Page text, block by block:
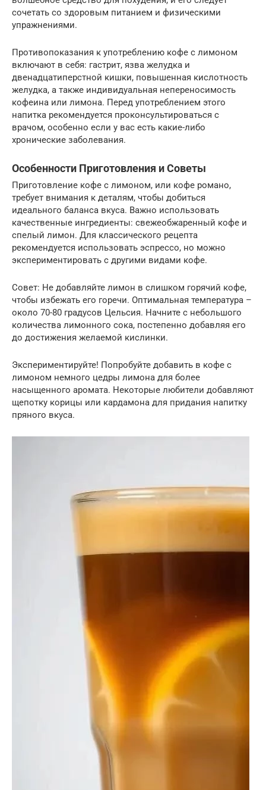
сочетать со здоровым питанием и физическими
упражнениями.
Противопоказания к употреблению кофе с лимоном
включают в себя: гастрит, язва желудка и
двенадцатиперстной кишки, повышенная кислотность
желудка, а также индивидуальная непереносимость
кофеина или лимона. Перед употреблением этого
напитка рекомендуется проконсультироваться с
врачом, особенно если у вас есть какие-либо
хронические заболевания.
Особенности Приготовления и Советы
Приготовление кофе с лимоном, или кофе романо,
требует внимания к деталям, чтобы добиться
идеального баланса вкуса. Важно использовать
качественные ингредиенты: свежеобжаренный кофе и
спелый лимон. Для классического рецепта
рекомендуется использовать эспрессо, но можно
экспериментировать с другими видами кофе.
Совет: Не добавляйте лимон в слишком горячий кофе,
чтобы избежать его горечи. Оптимальная температура –
около 70-80 градусов Цельсия. Начните с небольшого
количества лимонного сока, постепенно добавляя его
до достижения желаемой кислинки.
Экспериментируйте! Попробуйте добавить в кофе с
лимоном немного цедры лимона для более
насыщенного аромата. Некоторые любители добавляют
щепотку корицы или кардамона для придания напитку
пряного вкуса.